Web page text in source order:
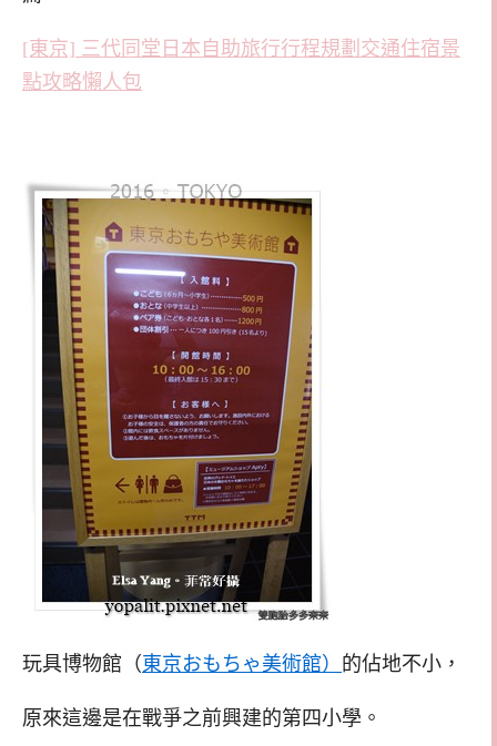
[東京] 三代同堂日本自助旅行行程規劃交通住宿景
點攻略懶人包
玩具博物館（東京おもちゃ美術館） 的佔地不小，
原來這邊是在戰爭之前興建的第四小學。